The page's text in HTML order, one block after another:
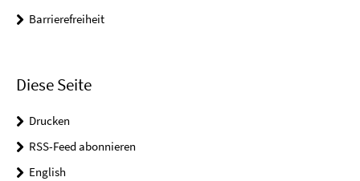
Barrierefreiheit
Diese Seite
Drucken
RSS-Feed abonnieren
English